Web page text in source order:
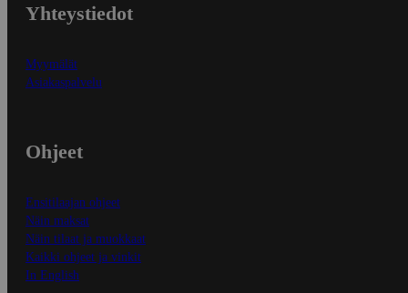
Yhteystiedot
Myymälät
Asiakaspalvelu
Ohjeet
Ensitilaajan ohjeet
Näin maksat
Näin tilaat ja muokkaat
Kaikki ohjeet ja vinkit
In English